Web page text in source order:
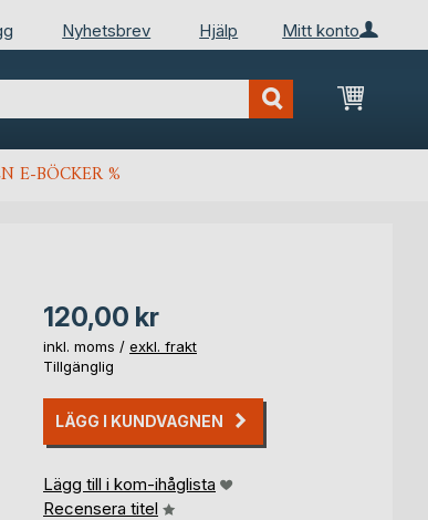
Mitt konto
Nyhetsbrev Hjälp
Min
E-BÖCKER %
120,00 kr
inkl. moms / exkl. frakt
Tillgänglig
LÄGG I KUNDVAGNEN
Lägg till i kom-ihåglista
Recensera titel